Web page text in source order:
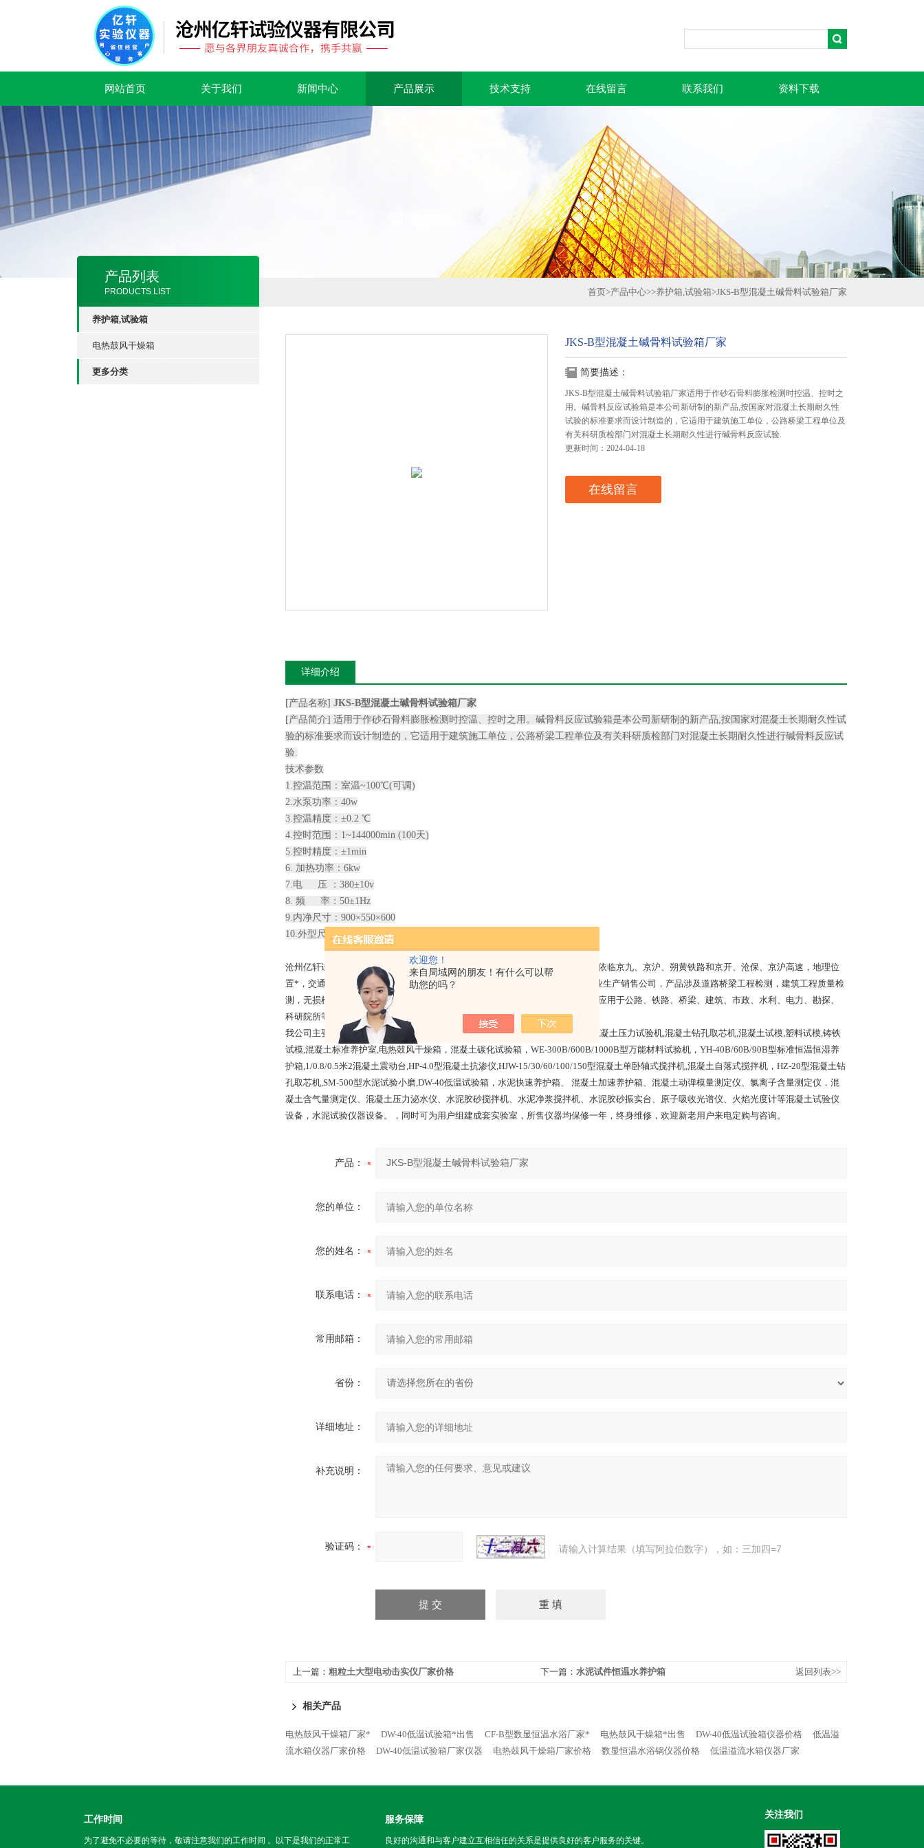
欢迎您！
来自局域网的朋友！有什么可以帮
助您的吗？
网站首页 关于我们 新闻中心 产品展示 技术支持 在线留言 联系我们 资料下载
产品列表
PRODUCTS LIST
养护箱,试验箱
电热鼓风干燥箱
更多分类
首页>产品中心>>养护箱,试验箱>JKS-B型混凝土碱骨料试验箱厂家
JKS-B型混凝土碱骨料试验箱厂家
简要描述：
JKS-B型混凝土碱骨料试验箱厂家适用于作砂石骨料膨胀检测时控温、控时之
用。碱骨料反应试验箱是本公司新研制的新产品,按国家对混凝土长期耐久性
试验的标准要求而设计制造的，它适用于建筑施工单位，公路桥梁工程单位及
有关科研质检部门对混凝土长期耐久性进行碱骨料反应试验.
更新时间：2024-04-18
在线留言
详细介绍
[产品名称] JKS-B型混凝土碱骨料试验箱厂家
[产品简介] 适用于作砂石骨料膨胀检测时控温、控时之用。碱骨料反应试验箱是本公司新研制的新产品,按国家对混凝土长期耐久性试
验的标准要求而设计制造的，它适用于建筑施工单位，公路桥梁工程单位及有关科研质检部门对混凝土长期耐久性进行碱骨料反应试
验.
技术参数
1.控温范围：室温~100℃(可调)
2.水泵功率：40w
3.控温精度：±0.2 ℃
4.控时范围：1~144000min (100天)
5.控时精度：±1min
6. 加热功率：6kw
7.电 压 ：380±10v
8. 频 率：50±1Hz
9.内净尺寸：900×550×600
10.外型尺寸：1250×680×820mm
沧州亿轩试验仪器有限公司位于河北省沧州市。地处京、津、冀大三角中心带，依临京九、京沪、朔黄铁路和京开、沧保、京沪高速，地理位
置*，交通运输便利。公司是一家集建筑、建材、公路工程试验及检测设备的专业生产销售公司，产品涉及道路桥梁工程检测，建筑工程质量检
测，无损检测，试验室仪器设备，测绘仪器及环境监测类等仪器设备。产品主要应用于公路、铁路、桥梁、建筑、市政、水利、电力、勘探、
科研院所等多项领域。
我公司主要产品有:标养箱,养护箱,混凝土搅拌站试验仪器设备,水泥压力试验机,混凝土压力试验机,混凝土钻孔取芯机,混凝土试模,塑料试模,铸铁
试模,混凝土标准养护室,电热鼓风干燥箱，混凝土碳化试验箱，WE-300B/600B/1000B型万能材料试验机，YH-40B/60B/90B型标准恒温恒湿养
护箱,1/0.8/0.5米2混凝土震动台,HP-4.0型混凝土抗渗仪,HJW-15/30/60/100/150型混凝土单卧轴式搅拌机,混凝土自落式搅拌机，HZ-20型混凝土钻
孔取芯机,SM-500型水泥试验小磨,DW-40低温试验箱，水泥快速养护箱、 混凝土加速养护箱、混凝土动弹模量测定仪、氯离子含量测定仪，混
凝土含气量测定仪、混凝土压力泌水仪、水泥胶砂搅拌机、水泥净浆搅拌机、水泥胶砂振实台、原子吸收光谱仪、火焰光度计等混凝土试验仪
设备，水泥试验仪器设备。，同时可为用户组建成套实验室，所售仪器均保修一年，终身维修，欢迎新老用户来电定购与咨询。
产品：
您的单位：
您的姓名：
联系电话：
常用邮箱：
省份：
详细地址：
补充说明：
验证码： 请输入计算结果（填写阿拉伯数字），如：三加四=7
上一篇： 粗粒土大型电动击实仪厂家价格 下一篇： 水泥试件恒温水养护箱 返回列表>>
相关产品
电热鼓风干燥箱厂家* DW-40低温试验箱*出售 CF-B型数显恒温水浴厂家* 电热鼓风干燥箱*出售 DW-40低温试验箱仪器价格
低温溢
流水箱仪器厂家价格
DW-40低温试验箱厂家仪器 电热鼓风干燥箱厂家价格 数显恒温水浴锅仪器价格 低温溢流水箱仪器厂家
工作时间
为了避免不必要的等待，敬请注意我们的工作时间 。以下是我们的正常工
服务保障
良好的沟通和与客户建立互相信任的关系是提供良好的客户服务的关键。
关注我们